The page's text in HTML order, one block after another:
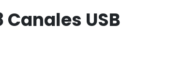
Canales USB